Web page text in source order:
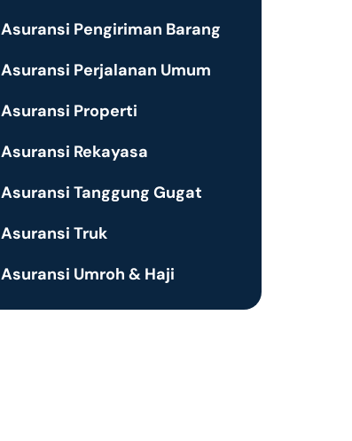
Asuransi Pengiriman Barang
Asuransi Perjalanan Umum
Asuransi Properti
Asuransi Rekayasa
Asuransi Tanggung Gugat
Asuransi Truk
Asuransi Umroh & Haji